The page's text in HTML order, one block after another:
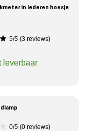
in lederen hoesje
5/5 (3 reviews)
leverbaar
0/5 (0 reviews)